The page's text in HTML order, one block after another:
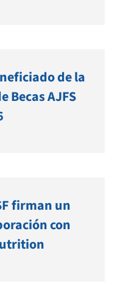
de la
Becas AJFS
firman un
con